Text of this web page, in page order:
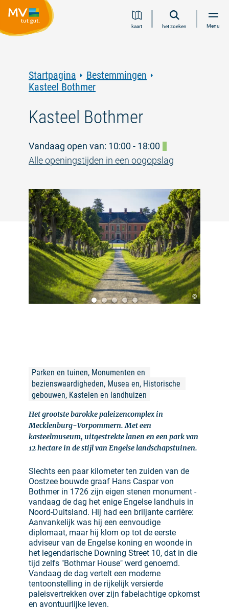
Ga
naar
Ga
naar
Ga
naar
Ga
naar
kaart het zoeken Menu
Startpagina
Bestemmingen
Kasteel Bothmer
Kasteel Bothmer
Vandaag open van: 10:00 - 18:00
Alle openingstijden in een oogopslag
©
Parken en tuinen, Monumenten en
bezienswaardigheden, Musea en, Historische
gebouwen, Kastelen en landhuizen
Het grootste barokke paleizencomplex in
Mecklenburg-Vorpommern. Met een
kasteelmuseum, uitgestrekte lanen en een park van
12 hectare in de stijl van Engelse landschapstuinen.
Slechts een paar kilometer ten zuiden van de
Oostzee bouwde graaf Hans Caspar von
Bothmer in 1726 zijn eigen stenen monument -
vandaag de dag het enige Engelse landhuis in
Noord-Duitsland. Hij had een briljante carrière:
Aanvankelijk was hij een eenvoudige
diplomaat, maar hij klom op tot de eerste
adviseur van de Engelse koning en woonde in
het legendarische Downing Street 10, dat in die
tijd zelfs "Bothmar House" werd genoemd.
Vandaag de dag vertelt een moderne
tentoonstelling in de rijkelijk versierde
paleisvertrekken over zijn fabelachtige opkomst
en avontuurlijke leven.